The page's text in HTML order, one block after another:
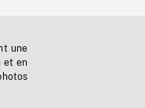
une
et en